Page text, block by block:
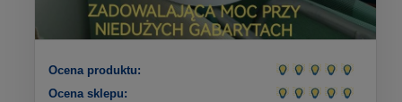
Ocena produktu:
Ocena sklepu: